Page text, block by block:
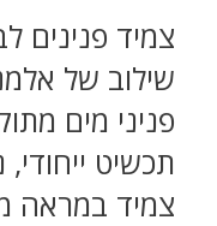
צמיד פנינים
שילוב של
פניני מים
תכשיט ייחודי, נעשה 100%
צמיד במראה